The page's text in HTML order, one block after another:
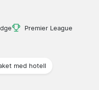
Premier League
med hotell